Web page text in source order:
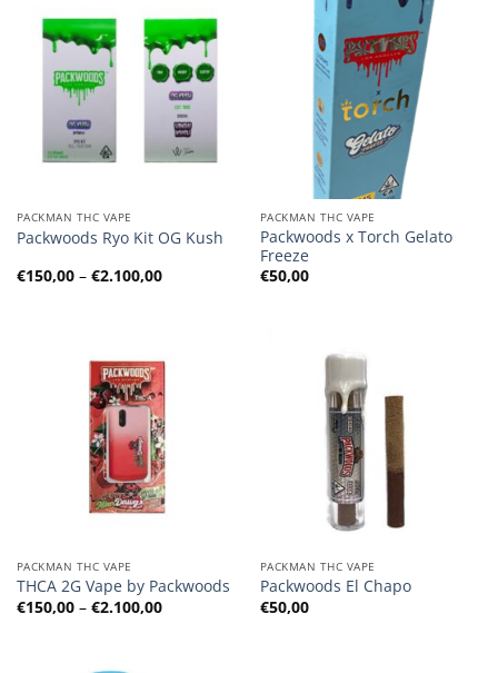
PACKMAN THC VAPE
Packwoods Ryo Kit OG Kush
€150,00 – €2.100,00Preisspanne:
PACKMAN THC VAPE
Packwoods x Torch Gelato
Freeze
€50,00
PACKMAN THC VAPE
THCA 2G Vape by Packwoods
€150,00 – €2.100,00Preisspanne:
€150,00
PACKMAN THC VAPE
Packwoods El Chapo
€50,00